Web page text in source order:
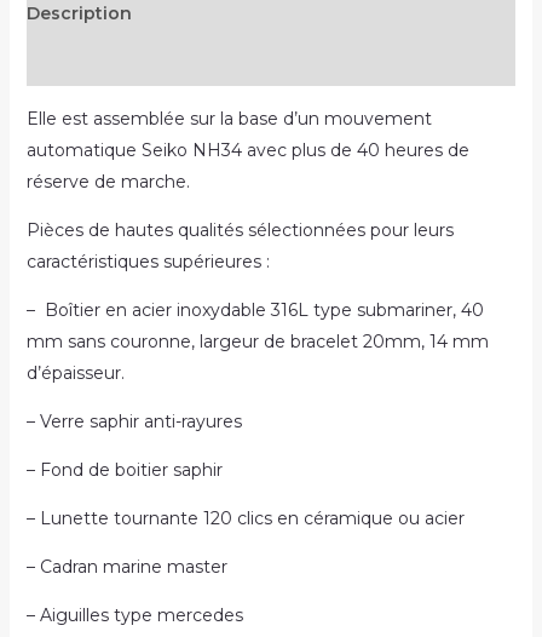
Description
Elle est assemblée sur la base d’un mouvement
automatique Seiko NH34 avec plus de 40 heures de
réserve de marche.
Pièces de hautes qualités sélectionnées pour leurs
caractéristiques supérieures :
– Boîtier en acier inoxydable 316L type submariner, 40
mm sans couronne, largeur de bracelet 20mm, 14 mm
d’épaisseur.
– Verre saphir anti-rayures
– Fond de boitier saphir
– Lunette tournante 120 clics en céramique ou acier
– Cadran marine master
– Aiguilles type mercedes